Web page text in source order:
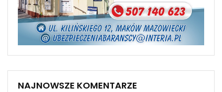
NAJNOWSZE KOMENTARZE